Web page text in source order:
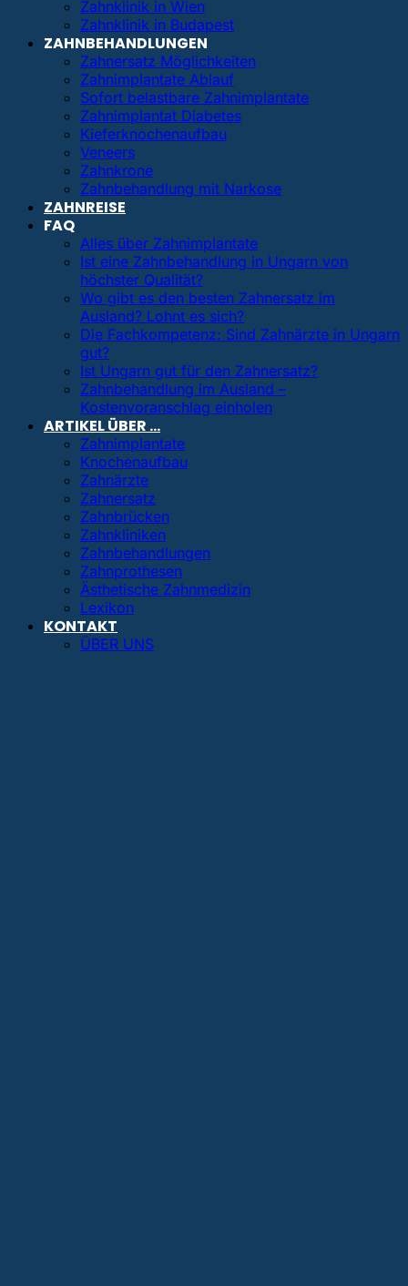
Zahnklinik in Wien
Zahnklinik in Budapest
ZAHNBEHANDLUNGEN
Zahnersatz Möglichkeiten
Zahnimplantate Ablauf
Sofort belastbare Zahnimplantate
Zahnimplantat Diabetes
Kieferknochenaufbau
Veneers
Zahnkrone
Zahnbehandlung mit Narkose
ZAHNREISE
FAQ
Alles über Zahnimplantate
Ist eine Zahnbehandlung in Ungarn von
höchster Qualität?
Wo gibt es den besten Zahnersatz im
Ausland? Lohnt es sich?
Die Fachkompetenz: Sind Zahnärzte in Ungarn
gut?
Ist Ungarn gut für den Zahnersatz?
Zahnbehandlung im Ausland –
Kostenvoranschlag einholen
ARTIKEL ÜBER …
Zahnimplantate
Knochenaufbau
Zahnärzte
Zahnersatz
Zahnbrücken
Zahnkliniken
Zahnbehandlungen
Zahnprothesen
Ästhetische Zahnmedizin
Lexikon
KONTAKT
ÜBER UNS